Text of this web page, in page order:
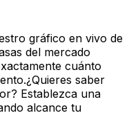
gráfico en vivo de
del mercado
cuánto
saber
Establezca una
alcance tu